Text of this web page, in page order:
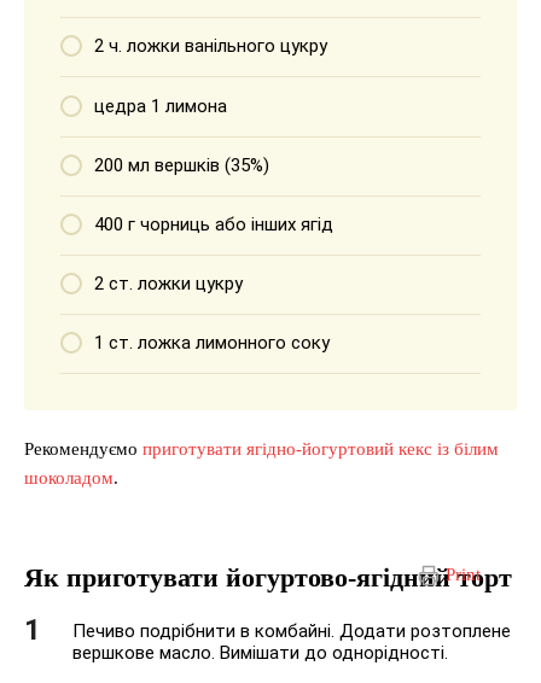
2 ч. ложки ванільного цукру
цедра 1 лимона
200 мл вершків (35%)
400 г чорниць або інших ягід
2 ст. ложки цукру
1 ст. ложка лимонного соку
Рекомендуємо приготувати ягідно-йогуртовий кекс із білим
шоколадом.
Print
Як приготувати йогуртово-ягідний торт
Печиво подрібнити в комбайні. Додати розтоплене
вершкове масло. Вимішати до однорідності.